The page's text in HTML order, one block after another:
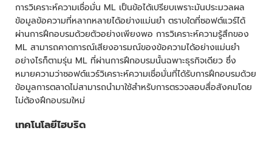
การวิเคราะห์ความเชื่อมั่น ML เป็นข้อได้เปรียบเพราะมันประมวลผล
ข้อมูลข้อความที่หลากหลายได้อย่างแม่นยำ ตราบใดที่ซอฟต์แวร์ได้
ผ่านการฝึกอบรมด้วยตัวอย่างเพียงพอ การวิเคราะห์ความรู้สึกของ
ML สามารถคาดการณ์เสียงอารมณ์ของข้อความได้อย่างแม่นยำ
อย่างไรก็ตามรุ่น ML ที่ผ่านการฝึกอบรมนั้นฉพาะธุรกิจเดียว ซึ่ง
หมายความว่าซอฟต์แวร์วิเคราะห์ความเชื่อมั่นที่ได้รับการฝึกอบรมด้วย
ข้อมูลการตลาดไม่สามารถนำมาใช้สำหรับการตรวจสอบสื่อสังคมโดย
ไม่ต้องฝึกอบรมใหม่
เทคโนโลยีไฮบริด